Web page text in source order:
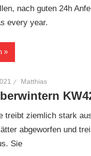
nach guten 24h
every year.
Matthias
treibt ziemlich stark
abgeworfen und
Sie